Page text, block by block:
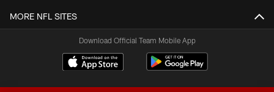
MORE NFL SITES
Download Official Team Mobile App